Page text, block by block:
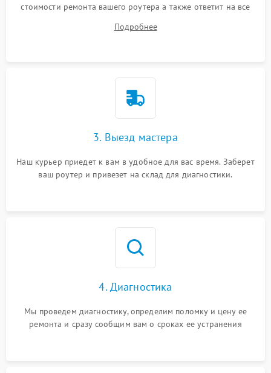
стоимости ремонта вашего роутера а также ответит на все
Подробнее
3. Выезд мастера
Наш курьер приедет к вам в удобное для вас время. Заберет
ваш роутер и привезет на склад для диагностики.
4. Диагностика
Мы проведем диагностику, определим поломку и цену ее
ремонта и сразу сообщим вам о сроках ее устранения